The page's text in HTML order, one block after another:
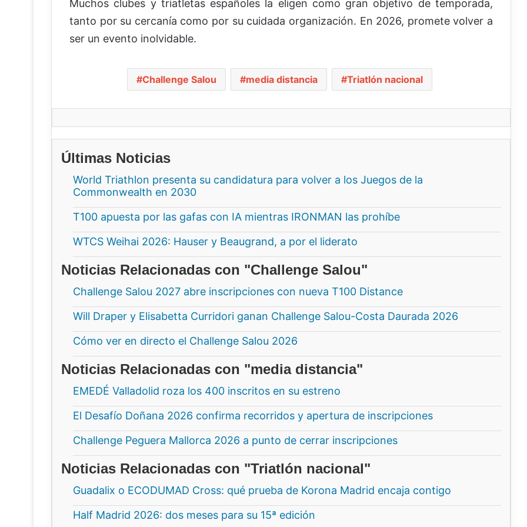
Muchos clubes y triatletas españoles la eligen como gran objetivo de temporada,
tanto por su cercanía como por su cuidada organización. En 2026, promete volver a
ser un evento inolvidable.
Challenge Salou media distancia Triatlón nacional
Últimas Noticias
World Triathlon presenta su candidatura para volver a los Juegos de la
Commonwealth en 2030
T100 apuesta por las gafas con IA mientras IRONMAN las prohíbe
WTCS Weihai 2026: Hauser y Beaugrand, a por el liderato
Noticias Relacionadas con "Challenge Salou"
Challenge Salou 2027 abre inscripciones con nueva T100 Distance
Will Draper y Elisabetta Curridori ganan Challenge Salou-Costa Daurada 2026
Cómo ver en directo el Challenge Salou 2026
Noticias Relacionadas con "media distancia"
EMEDÉ Valladolid roza los 400 inscritos en su estreno
El Desafío Doñana 2026 confirma recorridos y apertura de inscripciones
Challenge Peguera Mallorca 2026 a punto de cerrar inscripciones
Noticias Relacionadas con "Triatlón nacional"
Guadalix o ECODUMAD Cross: qué prueba de Korona Madrid encaja contigo
Half Madrid 2026: dos meses para su 15ª edición